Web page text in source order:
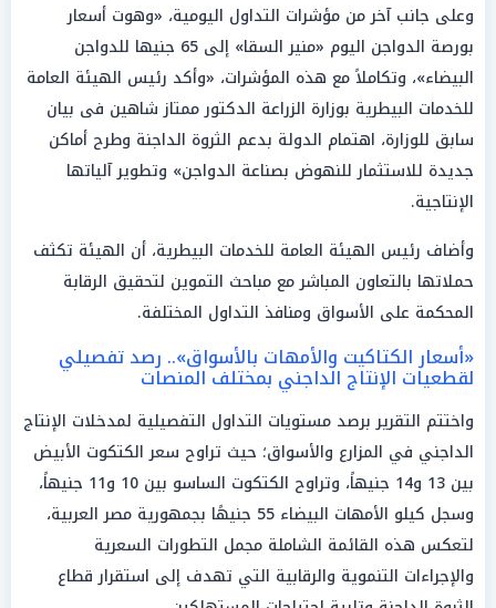
وعلى جانب آخر من مؤشرات التداول اليومية، «وهوت أسعار
بورصة الدواجن اليوم «منير السقا» إلى 65 جنيها للدواجن
البيضاء»، وتكاملاً مع هذه المؤشرات، «وأكد رئيس الهيئة العامة
للخدمات البيطرية بوزارة الزراعة الدكتور ممتاز شاهين فى بيان
سابق للوزارة، اهتمام الدولة بدعم الثروة الداجنة وطرح أماكن
جديدة للاستثمار للنهوض بصناعة الدواجن» وتطوير آلياتها
الإنتاجية.
وأضاف رئيس الهيئة العامة للخدمات البيطرية، أن الهيئة تكثف
حملاتها بالتعاون المباشر مع مباحث التموين لتحقيق الرقابة
المحكمة على الأسواق ومنافذ التداول المختلفة.
«أسعار الكتاكيت والأمهات بالأسواق».. رصد تفصيلي
لقطعيات الإنتاج الداجني بمختلف المنصات
واختتم التقرير برصد مستويات التداول التفصيلية لمدخلات الإنتاج
الداجني في المزارع والأسواق؛ حيث تراوح سعر الكتكوت الأبيض
بين 13 و14 جنيهاً، وتراوح الكتكوت الساسو بين 10 و11 جنيهاً،
وسجل كيلو الأمهات البيضاء 55 جنيهًا بجمهورية مصر العربية،
لتعكس هذه القائمة الشاملة مجمل التطورات السعرية
والإجراءات التنموية والرقابية التي تهدف إلى استقرار قطاع